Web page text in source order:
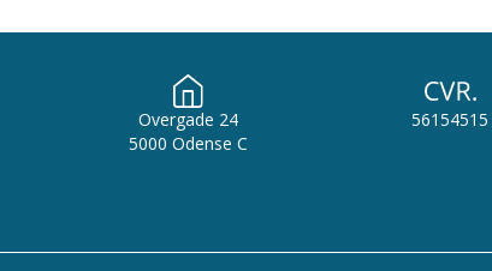
Overgade 24
5000 Odense C
56154515